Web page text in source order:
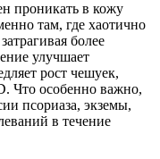
проникать в кожу
там, где хаотично
более
улучшает
рост чешуек,
Что особенно важно,
псориаза, экземы,
в течение